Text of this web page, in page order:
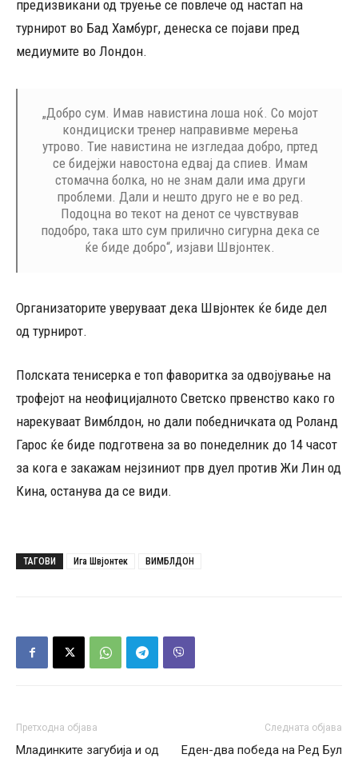
предизвикани од труење се повлече од настап на
турнирот во Бад Хамбург, денеска се појави пред
медиумите во Лондон.
„Добро сум. Имав навистина лоша ноќ. Со мојот
кондициски тренер направивме мерења
утрово. Тие навистина не изгледаа добро, пртед
се бидејжи навостона едвај да спиев. Имам
стомачна болка, но не знам дали има други
проблеми. Дали и нешто друго не е во ред.
Подоцна во текот на денот се чувствував
подобро, така што сум прилично сигурна дека се
ќе биде добро“, изјави Швјонтек.
Организаторите уверуваат дека Швјонтек ќе биде дел
од турнирот.
Полската тенисерка е топ фаворитка за одвојување на
трофејот на неофицијалното Светско првенство како го
нарекуваат Вимблдон, но дали победничката од Роланд
Гарос ќе биде подготвена за во понеделник до 14 часот
за кога е закажам нејзиниот прв дуел против Жи Лин од
Кина, останува да се види.
ТАГОВИ Ига Швјонтек ВИМБЛДОН
Претходна објава
Младинките загубија и од
Следната објава
Еден-два победа на Ред Бул